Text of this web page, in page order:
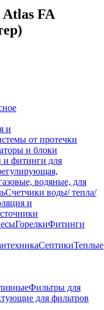
FA
и
от протечки
и блоки
и фитинги для
водяные, для
Счетчики воды/ тепла/
и
ГорелкиФитинги
СептикиТеплые
Фильтры для
для фильтров